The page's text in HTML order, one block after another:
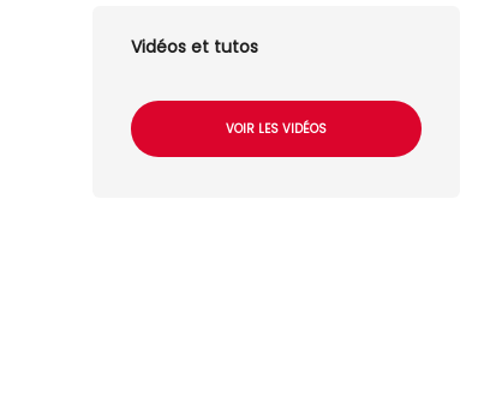
Vidéos et tutos
VOIR LES VIDÉOS